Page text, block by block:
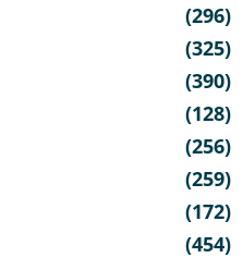
(296)
(325)
(390)
(128)
(256)
(259)
(172)
(454)